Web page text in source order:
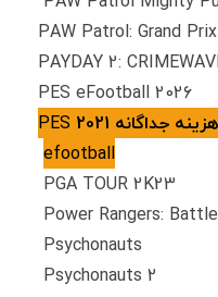
PAW Patrol: Grand Prix
PAYDAY 2:
PES eFootball 2026
جداگانه 2021
PES
efootball
PGA TOUR 2K23
Power Rangers:
Psychonauts
Psychonauts 2